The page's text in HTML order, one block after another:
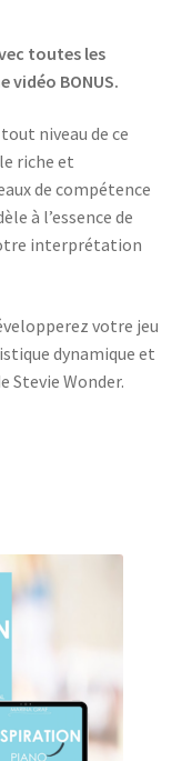
toutes les
vidéo BONUS.
niveau de ce
riche et
de compétence
à l’essence de
interprétation
votre jeu
dynamique et
Stevie Wonder.